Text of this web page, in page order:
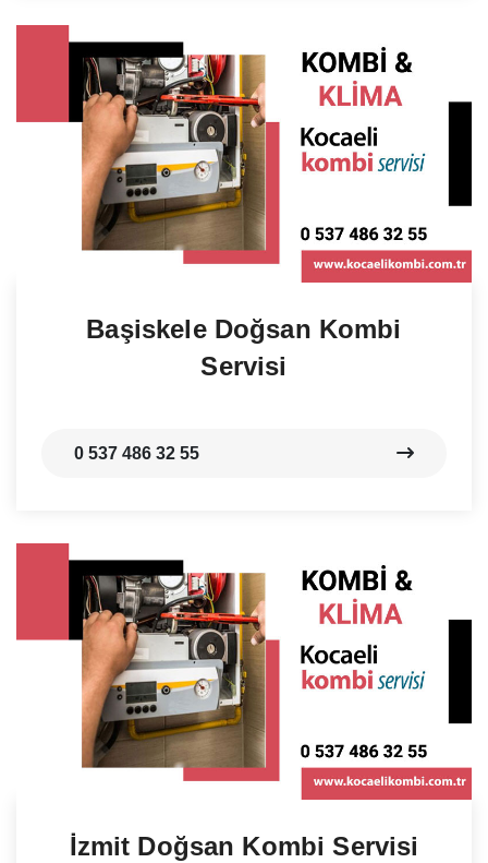
Başiskele Doğsan Kombi
Servisi
0 537 486 32 55
İzmit Doğsan Kombi Servisi